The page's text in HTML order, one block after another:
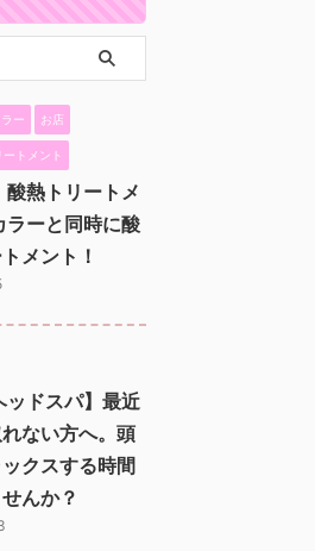
ー お店
トメント
酸熱トリートメ
ラーと同時に酸
メント！
ッドスパ】最近
ない方へ。頭
クスする時間
んか？